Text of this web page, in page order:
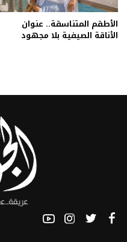
الأطقم المتناسقة.. عنوان
الأناقة الصيفية بلا مجهود